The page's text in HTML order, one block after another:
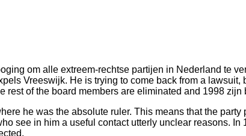
om alle extreem-rechtse partijen in Nederland te
Vreeswijk. He is trying to come back from a
rest of the board members are eliminated and 1998
he was the absolute ruler. This means that the
see in him a useful contact utterly unclear reasons.